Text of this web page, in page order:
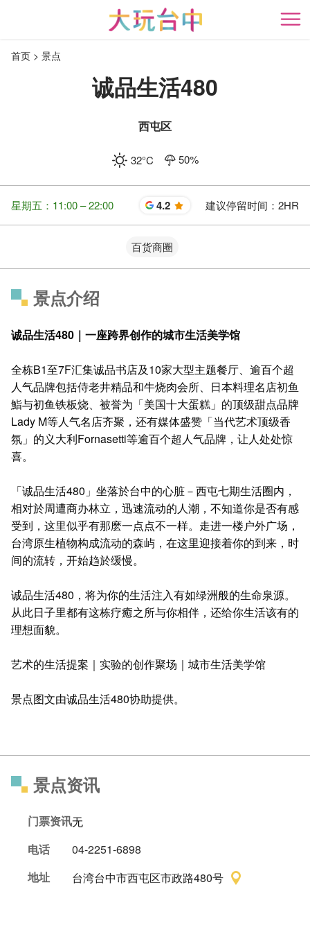
开
首页 景点
诚品生活480
西屯区
32°C 50%
星期五：11:00 – 22:00 4.2 星 建议停留时间： 2HR
百货商圈
景点介绍
诚品生活480｜一座跨界创作的城市生活美学馆
全栋B1至7F汇集诚品书店及10家大型主题餐厅、逾百个超
人气品牌包括侍老井精品和牛烧肉会所、日本料理名店初鱼
鮨与初鱼铁板烧、被誉为「美国十大蛋糕」的顶级甜点品牌
Lady M等人气名店齐聚，还有媒体盛赞「当代艺术顶级香
氛」的义大利Fornasetti等逾百个超人气品牌，让人处处惊
喜。
「诚品生活480」坐落於台中的心脏－西屯七期生活圈内，
相对於周遭商办林立，迅速流动的人潮，不知道你是否有感
受到，这里似乎有那麽一点点不一样。走进一楼户外广场，
台湾原生植物构成流动的森屿，在这里迎接着你的到来，时
间的流转，开始趋於缓慢。
诚品生活480，将为你的生活注入有如绿洲般的生命泉源。
从此日子里都有这栋疗癒之所与你相伴，还给你生活该有的
理想面貌。
艺术的生活提案｜实验的创作聚场｜城市生活美学馆
景点图文由诚品生活480协助提供。
景点资讯
门票资讯无
电话
04-2251-6898
地址
台湾台中市西屯区市政路480号